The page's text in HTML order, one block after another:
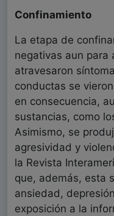
Confinamiento
La etapa de
negativas aun para
atravesaron
conductas se
en consecuencia,
sustancias, como
Asimismo, se
agresividad y
la Revista
que, además, esta
ansiedad,
exposición a la